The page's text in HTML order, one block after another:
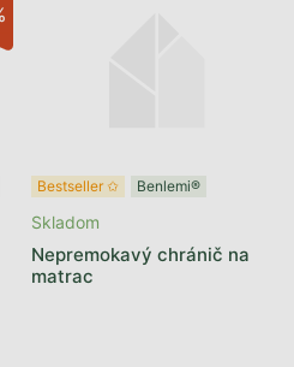
Bestseller ✩ Benlemi®
Nepremokavý chránič na
matrac
Skladom